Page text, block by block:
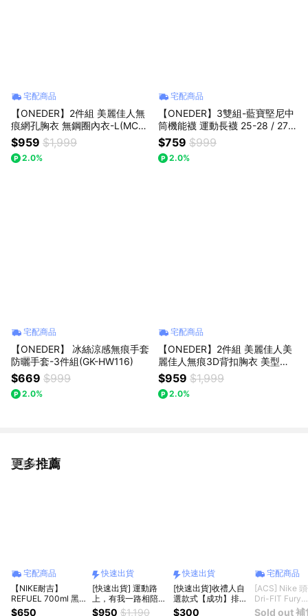
宅配商品
【ONEDER】2件組 美麗佳人無
痕網孔胸衣 無鋼圈內衣-L(MC-N
NT09)
$959 $1,999
2.0%
宅配商品
【ONEDER】3雙組-藍寶堅尼中
筒機能襪 運動長襪 25-28 / 27-
30cm (LG-AS103.LG-AS104)
$759 $999
2.0%
宅配商品
【ONEDER】 冰絲涼感無痕手套
防曬手套-3件組(GK-HW116)
$669 $999
2.0%
宅配商品
【ONEDER】2件組 美麗佳人美
麗佳人無痕3D背扣胸衣 美型胸
衣-M/L/XL-(MC-NNT10.MC-N
NT11)
$959 $1,999
2.0%
更多推薦
看更多
宅配商品
【NIKE耐吉】
REFUEL 700ml 黑
色擠壓冷水壺
$650
快速出貨
[快速出貨] 運動路
上，有我一路相陪
【Bone Sports】單
$950 $1,190
快速出貨
[快速出貨]收禮人自
選款式【成功】排球
少年!! 正版授權周邊
$300
宅配商品
[ACS] Nike
Dri-FIT Fury
Headband 黑
Sold out 補